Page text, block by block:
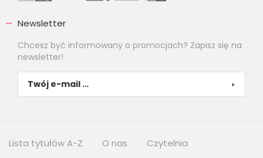
Newsletter
Chcesz być informowany o promocjach? Zapisz się na
newsletter!
Lista tytułów A-Z O nas Czytelnia